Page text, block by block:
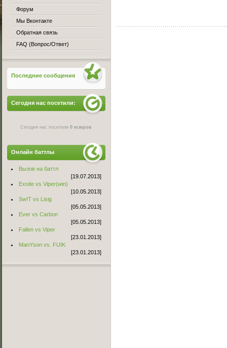
Форум
Мы Вконтакте
Обратная связь
FAQ (Вопрос/Ответ)
Последние сообщения
Сегодня нас посетили:
Сегодня нас посетили0 юзеров
Онлайн баттлы
Вызов на баттл
[19.07.2013]
Exsite vs Viper(win)
[10.05.2013]
Sw!T vs Lisig
[05.05.2013]
Ever vs Carbon
[05.05.2013]
Fallen vs Viper
[23.01.2013]
ManYson vs. FUIK
[23.01.2013]